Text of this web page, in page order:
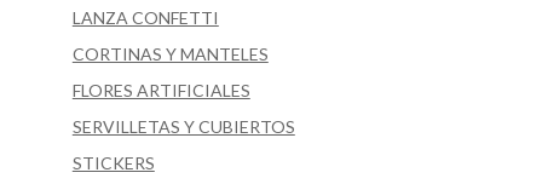
LANZA CONFETTI
CORTINAS Y MANTELES
FLORES ARTIFICIALES
SERVILLETAS Y CUBIERTOS
STICKERS